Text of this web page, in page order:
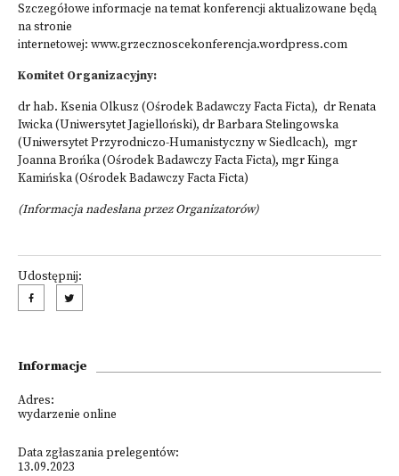
Szczegółowe informacje na temat konferencji aktualizowane będą
na stronie
internetowej: www.grzecznoscekonferencja.wordpress.com
Komitet Organizacyjny:
dr hab. Ksenia Olkusz (Ośrodek Badawczy Facta Ficta), dr Renata
Iwicka (Uniwersytet Jagielloński), dr Barbara Stelingowska
(Uniwersytet Przyrodniczo-Humanistyczny w Siedlcach), mgr
Joanna Brońka (Ośrodek Badawczy Facta Ficta), mgr Kinga
Kamińska (Ośrodek Badawczy Facta Ficta)
(Informacja nadesłana przez Organizatorów)
Udostępnij:
Informacje
Adres:
wydarzenie online
Data zgłaszania prelegentów:
13.09.2023